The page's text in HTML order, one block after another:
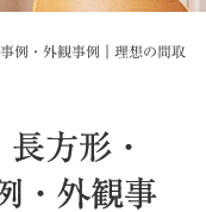
例・外観事例｜理想の間取
方形・
・外観事